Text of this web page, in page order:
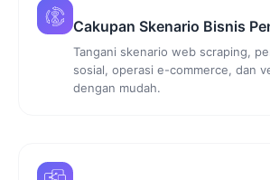
Cakupan Skenario Bisnis
Tangani skenario web scraping,
sosial, operasi e-commerce, dan
dengan mudah.